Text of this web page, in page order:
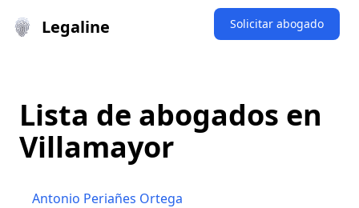
Legaline Solicitar abogado
Lista de abogados en
Villamayor
Antonio Periañes Ortega